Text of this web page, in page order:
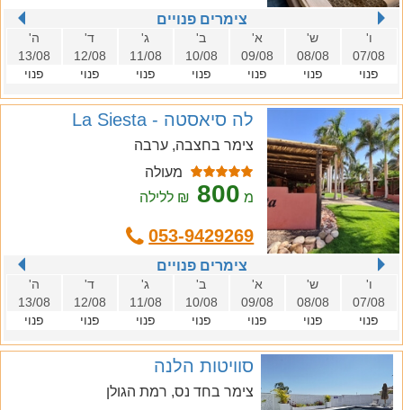
צימרים פנויים
ו'
07/08
פנוי
ש'
08/08
פנוי
א'
09/08
פנוי
ב'
10/08
פנוי
ג'
11/08
פנוי
ד'
12/08
פנוי
ה'
13/08
פנוי
לה סיאסטה - La Siesta
צימר בחצבה, ערבה
מעולה
מ 800 ₪ ללילה
053-9429269
צימרים פנויים
ו'
07/08
פנוי
ש'
08/08
פנוי
א'
09/08
פנוי
ב'
10/08
פנוי
ג'
11/08
פנוי
ד'
12/08
פנוי
ה'
13/08
פנוי
סוויטות הלנה
צימר בחד נס, רמת הגולן